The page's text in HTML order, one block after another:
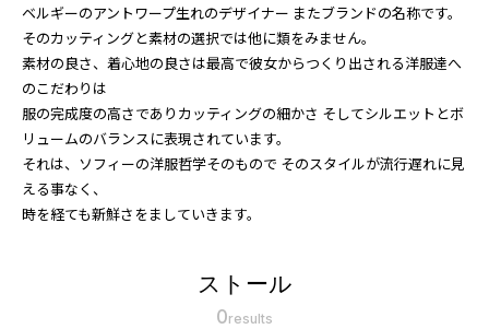
ベルギーのアントワープ生れのデザイナー またブランドの名称です。
そのカッティングと素材の選択では他に類をみません。
素材の良さ、着心地の良さは最高で彼女からつくり出される洋服達へ
のこだわりは
服の完成度の高さでありカッティングの細かさ そしてシルエットとボ
リュームのバランスに表現されています。
それは、ソフィーの洋服哲学そのもので そのスタイルが流行遅れに見
える事なく、
時を経ても新鮮さをましていきます。
ストール
0results